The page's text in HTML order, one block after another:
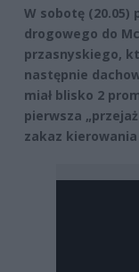
W sobotę
drogowego do
przasnyskiego,
następnie
miał blisko 2
pierwsza
zakaz